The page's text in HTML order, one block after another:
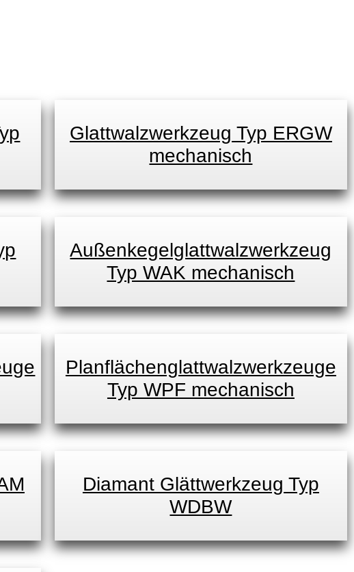
Glattwalzwerkzeug Typ ERGW
mechanisch
Außenkegelglattwalzwerkzeug
Typ WAK mechanisch
Planflächenglattwalzwerkzeuge
Typ WPF mechanisch
Diamant Glättwerkzeug Typ
WDBW